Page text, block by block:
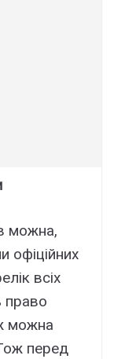
можна,
офіційних
всіх
право
можна
перед